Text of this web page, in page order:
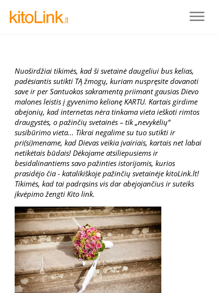
Prisijungti
REGISTRUOTIS
Nuoširdžiai tikimės, kad ši svetainė daugeliui bus kelias,
padėsiantis sutikti TĄ žmogų, kuriam nuspręsite dovanoti
save ir per Santuokos sakramentą priimant gausias Dievo
malones leistis į gyvenimo kelionę KARTU. Kartais girdime
abejonių, kad internetas nėra tinkama vieta ieškoti rimtos
draugystės, o pažinčių svetainės – tik „nevykėlių“
susibūrimo vieta... Tikrai negalime su tuo sutikti ir
pri(si)mename, kad Dievas veikia įvairiais, kartais net labai
netikėtais būdais! Dėkojame atsiliepusiems ir
besidalinantiems savo pažinties istorijomis, kurios
prasidėjo čia - katalikiškoje pažinčių svetainėje kitoLink.lt!
Tikimės, kad tai padrąsins vis dar abejojančius ir suteiks
įkvėpimo žengti Kito link.